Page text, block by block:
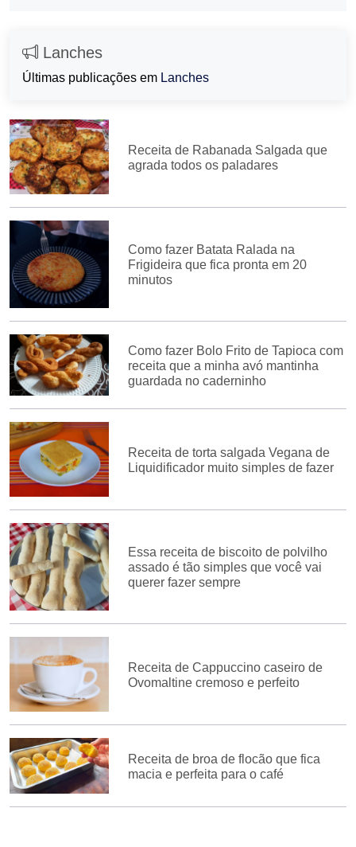
Lanches
Últimas publicações em Lanches
Receita de Rabanada Salgada que
agrada todos os paladares
Como fazer Batata Ralada na
Frigideira que fica pronta em 20
minutos
Como fazer Bolo Frito de Tapioca com
receita que a minha avó mantinha
guardada no caderninho
Receita de torta salgada Vegana de
Liquidificador muito simples de fazer
Essa receita de biscoito de polvilho
assado é tão simples que você vai
querer fazer sempre
Receita de Cappuccino caseiro de
Ovomaltine cremoso e perfeito
Receita de broa de flocão que fica
macia e perfeita para o café